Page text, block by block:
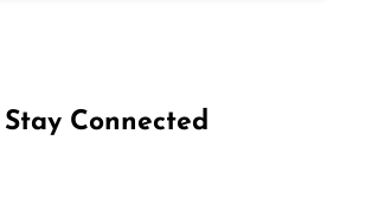
Stay Connected